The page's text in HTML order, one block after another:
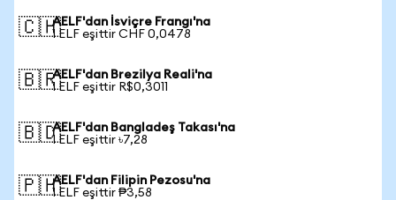
🇨🇭AELF'dan İsviçre Frangı'na
1 ELF eşittir CHF 0,0478
🇧🇷AELF'dan Brezilya Reali'na
1 ELF eşittir R$0,3011
🇧🇩AELF'dan Bangladeş Takası'na
1 ELF eşittir ৳7,28
🇵🇭AELF'dan Filipin Pezosu'na
1 ELF eşittir ₱3,58